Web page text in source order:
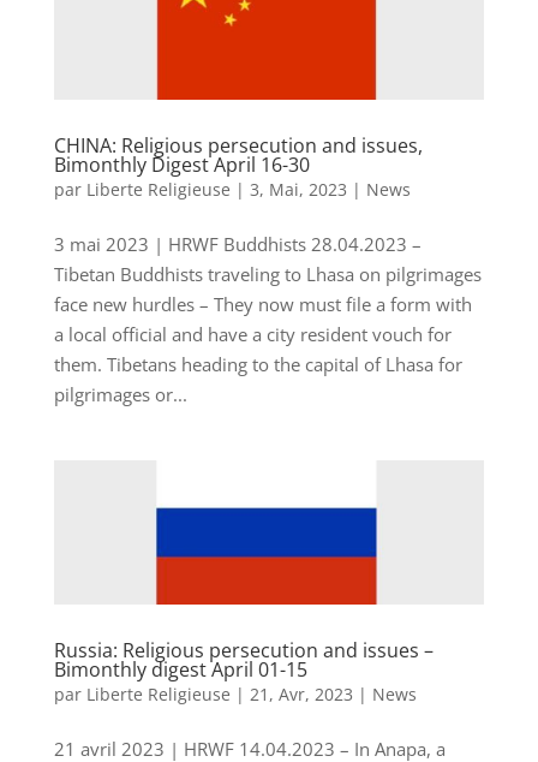
CHINA: Religious persecution and issues,
Bimonthly Digest April 16-30
par Liberte Religieuse | 3, Mai, 2023 | News
3 mai 2023 | HRWF Buddhists 28.04.2023 –
Tibetan Buddhists traveling to Lhasa on pilgrimages
face new hurdles – They now must file a form with
a local official and have a city resident vouch for
them. Tibetans heading to the capital of Lhasa for
pilgrimages or...
Russia: Religious persecution and issues –
Bimonthly digest April 01-15
par Liberte Religieuse | 21, Avr, 2023 | News
21 avril 2023 | HRWF 14.04.2023 – In Anapa, a